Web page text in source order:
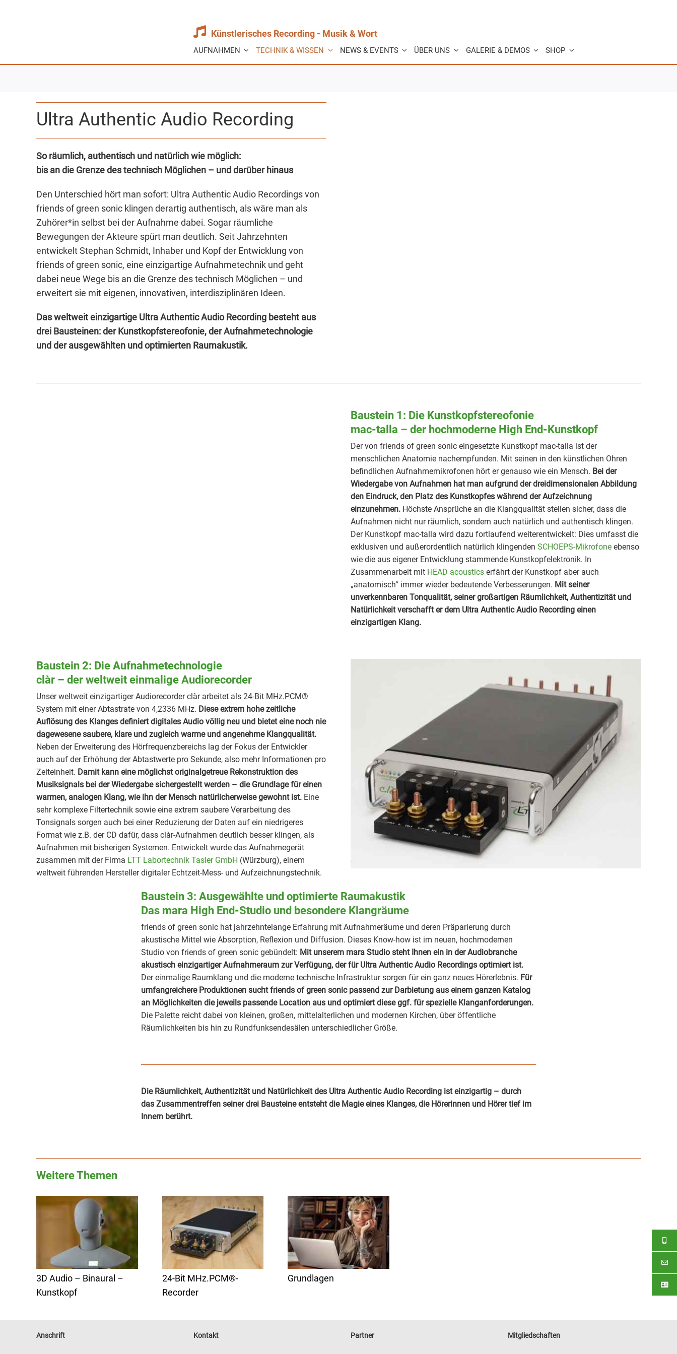
Künstlerisches Recording - Musik & Wort
AUFNAHMEN TECHNIK & WISSEN NEWS & EVENTS ÜBER UNS GALERIE & DEMOS SHOP
Ultra Authentic Audio Recording
So räumlich, authentisch und natürlich wie möglich:
bis an die Grenze des technisch Möglichen – und darüber hinaus
Den Unterschied hört man sofort: Ultra Authentic Audio Recordings von
friends of green sonic klingen derartig authentisch, als wäre man als
Zuhörer*in selbst bei der Aufnahme dabei. Sogar räumliche
Bewegungen der Akteure spürt man deutlich. Seit Jahrzehnten
entwickelt Stephan Schmidt, Inhaber und Kopf der Entwicklung von
friends of green sonic, eine einzigartige Aufnahmetechnik und geht
dabei neue Wege bis an die Grenze des technisch Möglichen – und
erweitert sie mit eigenen, innovativen, interdisziplinären Ideen.
Das weltweit einzigartige Ultra Authentic Audio Recording besteht aus
drei Bausteinen: der Kunstkopfstereofonie, der Aufnahmetechnologie
und der ausgewählten und optimierten Raumakustik.
Baustein 1: Die Kunstkopfstereofonie
mac-talla – der hochmoderne High End-Kunstkopf
Der von friends of green sonic eingesetzte Kunstkopf mac-talla ist der
menschlichen Anatomie nachempfunden. Mit seinen in den künstlichen Ohren
befindlichen Aufnahmemikrofonen hört er genauso wie ein Mensch. Bei der
Wiedergabe von Aufnahmen hat man aufgrund der dreidimensionalen Abbildung
den Eindruck, den Platz des Kunstkopfes während der Aufzeichnung
einzunehmen.Höchste Ansprüche an die Klangqualität stellen sicher, dass die
Aufnahmen nicht nur räumlich, sondern auch natürlich und authentisch klingen.
Der Kunstkopf mac-talla wird dazu fortlaufend weiterentwickelt: Dies umfasst die
exklusiven und außerordentlich natürlich klingenden SCHOEPS-Mikrofoneebenso
wie die aus eigener Entwicklung stammende Kunstkopfelektronik. In
Zusammenarbeit mit HEAD acousticserfährt der Kunstkopf aber auch
„anatomisch“ immer wieder bedeutende Verbesserungen. Mit seiner
unverkennbaren Tonqualität, seiner großartigen Räumlichkeit, Authentizität und
Natürlichkeit verschafft er dem Ultra Authentic Audio Recording einen
einzigartigen Klang.
Baustein 2: Die Aufnahmetechnologie
clàr – der weltweit einmalige Audiorecorder
Unser weltweit einzigartiger Audiorecorder clàr arbeitet als 24-Bit MHz.PCM®
System mit einer Abtastrate von 4,2336 MHz. Diese extrem hohe zeitliche
Auflösung des Klanges definiert digitales Audio völlig neu und bietet eine noch nie
dagewesene saubere, klare und zugleich warme und angenehme Klangqualität.
Neben der Erweiterung des Hörfrequenzbereichs lag der Fokus der Entwickler
auch auf der Erhöhung der Abtastwerte pro Sekunde, also mehr Informationen pro
Zeiteinheit. Damit kann eine möglichst originalgetreue Rekonstruktion des
Musiksignals bei der Wiedergabe sichergestellt werden – die Grundlage für einen
warmen, analogen Klang, wie ihn der Mensch natürlicherweise gewohnt ist.Eine
sehr komplexe Filtertechnik sowie eine extrem saubere Verarbeitung des
Tonsignals sorgen auch bei einer Reduzierung der Daten auf ein niedrigeres
Format wie z.B. der CD dafür, dass clàr-Aufnahmen deutlich besser klingen, als
Aufnahmen mit bisherigen Systemen. Entwickelt wurde das Aufnahmegerät
zusammen mit der Firma LTT Labortechnik Tasler GmbH (Würzburg), einem
weltweit führenden Hersteller digitaler Echtzeit-Mess- und Aufzeichnungstechnik.
Baustein 3: Ausgewählte und optimierte Raumakustik
Das mara High End-Studio und besondere Klangräume
friends of green sonic hat jahrzehntelange Erfahrung mit Aufnahmeräume und deren Präparierung durch
akustische Mittel wie Absorption, Reflexion und Diffusion. Dieses Know-how ist im neuen, hochmodernen
Studio von friends of green sonic gebündelt: Mit unserem mara Studio steht Ihnen ein in der Audiobranche
akustisch einzigartiger Aufnahmeraum zur Verfügung, der für Ultra Authentic Audio Recordings optimiert ist.
Der einmalige Raumklang und die moderne technische Infrastruktur sorgen für ein ganz neues Hörerlebnis. Für
umfangreichere Produktionen sucht friends of green sonic passend zur Darbietung aus einem ganzen Katalog
an Möglichkeiten die jeweils passende Location aus und optimiert diese ggf. für spezielle Klanganforderungen.
Die Palette reicht dabei von kleinen, großen, mittelalterlichen und modernen Kirchen, über öffentliche
Räumlichkeiten bis hin zu Rundfunksendesälen unterschiedlicher Größe.
Die Räumlichkeit, Authentizität und Natürlichkeit des Ultra Authentic Audio Recording ist einzigartig – durch
das Zusammentreffen seiner drei Bausteine entsteht die Magie eines Klanges, die Hörerinnen und Hörer tief im
Innern berührt.
Weitere Themen
3D Audio – Binaural –
Kunstkopf
24-Bit MHz.PCM®-
Recorder
Grundlagen
Anschrift Kontakt Partner Mitgliedschaften